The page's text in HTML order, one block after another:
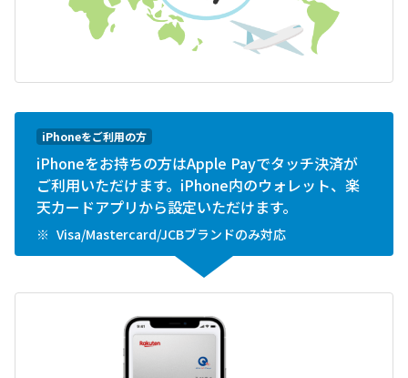
iPhoneをご利用の方
iPhoneをお持ちの方はApple Payでタッチ決済が
ご利用いただけます。iPhone内のウォレット、楽
天カードアプリから設定いただけます。
Visa/Mastercard/JCBブランドのみ対応